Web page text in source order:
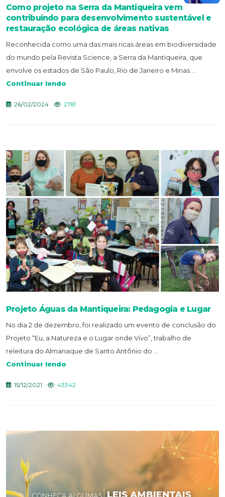
Como projeto na Serra da Mantiqueira vem
contribuindo para desenvolvimento sustentável e
restauração ecológica de áreas nativas
Reconhecida como uma das mais ricas áreas em biodiversidade
do mundo pela Revista Science, a Serra da Mantiqueira, que
envolve os estados de São Paulo, Rio de Janeiro e Minas ...
Continuar lendo
26/02/2024 2781
Projeto Águas da Mantiqueira: Pedagogia e Lugar
No dia 2 de dezembro, foi realizado um evento de conclusão do
Projeto “Eu, a Natureza e o Lugar onde Vivo”, trabalho de
releitura do Almanaque de Santo Antônio do ...
Continuar lendo
15/12/2021 43342